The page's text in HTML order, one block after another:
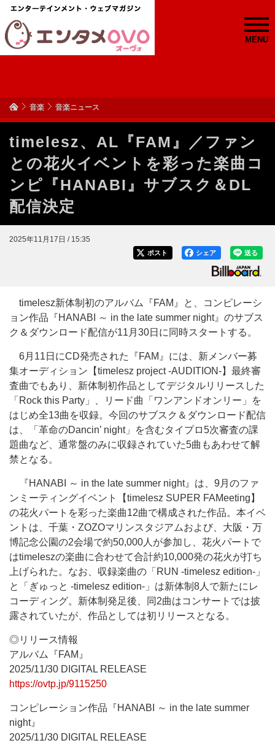
MENU
音楽 音楽ニュース
timelesz、AL『FAM』／ファン
との花火イベントを彩った楽曲コ
ンピ『HANABI』サブスク＆DL
配信決定
2025年11月17日 / 15:35
送る
シェア
ポスト
timelesz新体制初のアルバム『FAM』と、コンピレーシ
ョン作品『HANABI ～ in the late summer night』のサブス
ク＆ダウンロード配信が11月30日に同時スタートする。
6月11日にCD発売された『FAM』には、新メンバー募
集オーディション【timelesz project -AUDITION-】最終審
査曲でもあり、新体制初作品としてデジタルリリースした
「Rock this Party」、リード曲「ワンアンドオンリー」を
はじめ全13曲を収録。今回のサブスク＆ダウンロード配信
は、「革命のDancin’ night」を含むタイプロ5次審査の課
題曲など、通常盤のみに収録されていた5曲もあわせて解
禁となる。
『HANABI ～ in the late summer night』は、9月のファ
ンミーティングイベント【timelesz SUPER FAMeeting】
の花火パートを彩った楽曲12曲で構成された作品。本イベ
ントは、千葉・ZOZOマリンスタジアムおよび、大阪・万
博記念公園の2会場で約50,000人が参加し、花火パートで
はtimeleszの楽曲に合わせて合計約10,000発の花火が打ち
上げられた。なお、収録楽曲の「RUN -timelesz edition-」
と「ぎゅっと -timelesz edition-」は新体制8人で新たにレ
コーディング。新体制発足後、同2曲はコンサートでは披
露されていたが、作品としては初リリースとなる。
◎リリース情報
アルバム『FAM』
2025/11/30 DIGITAL RELEASE
https://ovtp.jp/9115250
コンピレーション作品『HANABI ～ in the late summer
night』
2025/11/30 DIGITAL RELEASE